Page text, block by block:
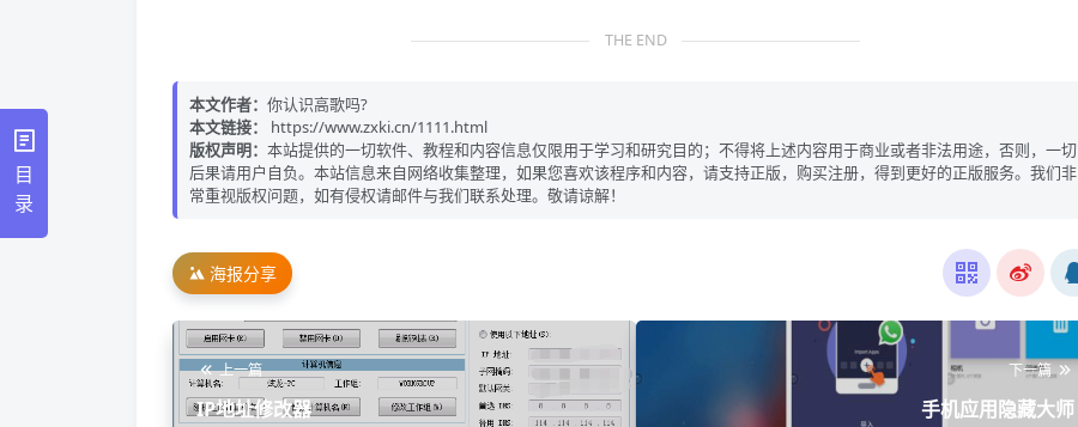
THE END
本文作者： 你认识高歌吗?
本文链接：
https://www.zxki.cn/1111.html
版权声明： 本站提供的一切软件、教程和内容信息仅限用于学习和研究目的；不得将上述内容用于商业或者非法用途，否则，一切
后果请用户自负。本站信息来自网络收集整理，如果您喜欢该程序和内容，请支持正版，购买注册，得到更好的正版服务。我们非
常重视版权问题，如有侵权请邮件与我们联系处理。敬请谅解！
海报分享
上一篇
IP地址修改器
下一篇
手机应用隐藏大师
目
录